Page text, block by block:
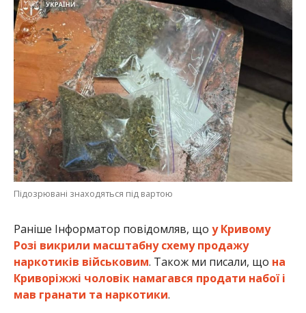
Підозрювані знаходяться під вартою
Раніше Інформатор повідомляв, що у Кривому
Розі викрили масштабну схему продажу
наркотиків військовим. Також ми писали, що на
Криворіжжі чоловік намагався продати набої і
мав гранати та наркотики.